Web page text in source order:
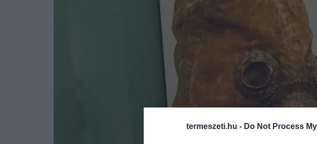
termeszeti.hu - Do Not Process